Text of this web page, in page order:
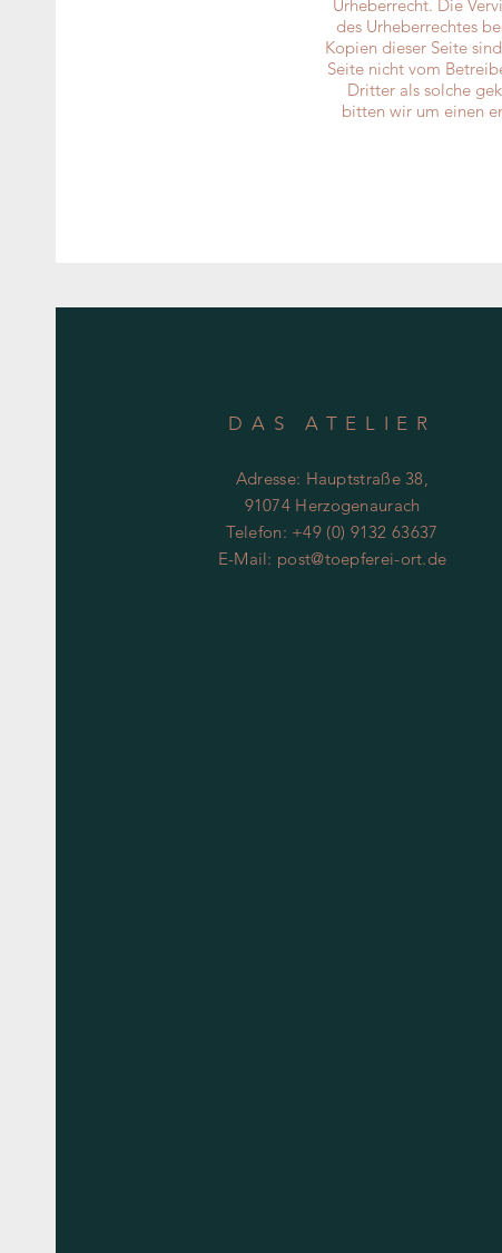
Urheberrecht. Die
des Urheberrechtes
Kopien dieser Seite
Seite nicht vom
Dritter als solche
bitten wir um einen
DAS ATELIER
Adresse: Hauptstraße 38,
91074 Herzogenaurach
Telefon: +49 (0) 9132 63637
E-Mail: post@toepferei-ort.de